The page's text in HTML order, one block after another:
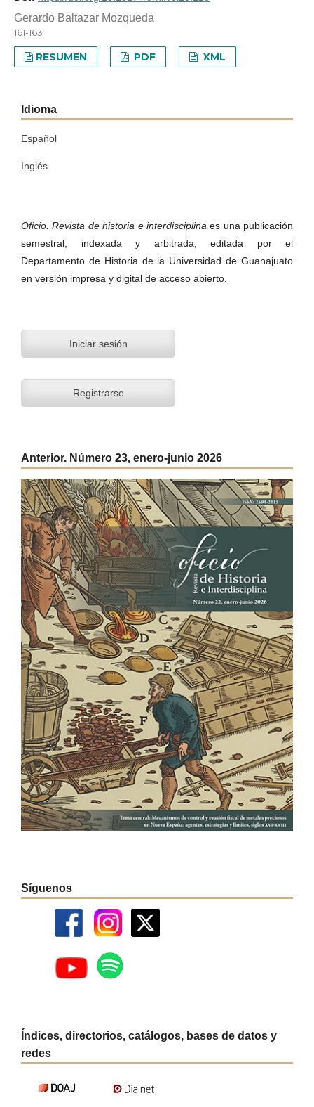
Gerardo Baltazar Mozqueda
161-163
RESUMEN PDF XML
Idioma
Español
Inglés
Oficio. Revista de historia e interdisciplinaes una publicación
semestral, indexada y arbitrada, editada por el
Departamento de Historia de la Universidad de Guanajuato
en versión impresa y digital de acceso abierto.
Iniciar sesión
Registrarse
Anterior. Número 23, enero-junio 2026
Síguenos
Índices, directorios, catálogos, bases de datos y
redes